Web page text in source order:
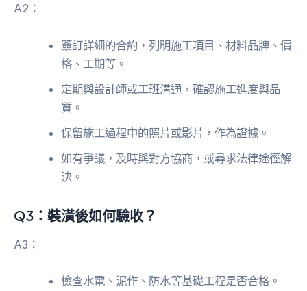
A2：
簽訂詳細的合約，列明施工項目、材料品牌、價
格、工期等。
定期與設計師或工班溝通，確認施工進度與品
質。
保留施工過程中的照片或影片，作為證據。
如有爭議，及時與對方協商，或尋求法律途徑解
決。
Q3：裝潢後如何驗收？
A3：
檢查水電、泥作、防水等基礎工程是否合格。